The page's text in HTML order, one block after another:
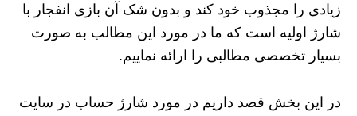
زیادی را مجذوب خود کند و بدون شک آن بازی انفجار با
شارژ اولیه است که ما در مورد این مطالب به صورت
بسیار تخصصی مطالبی را ارائه نماییم.
در این بخش قصد داریم در مورد شارژ حساب در سایت